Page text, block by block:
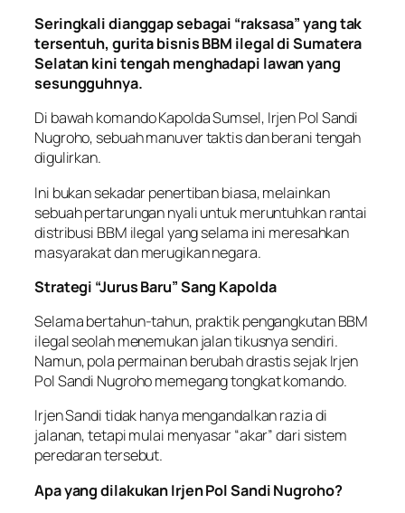
Seringkali dianggap sebagai “raksasa” yang tak
tersentuh, gurita bisnis BBM ilegal di Sumatera
Selatan kini tengah menghadapi lawan yang
sesungguhnya.
Di bawah komando Kapolda Sumsel, Irjen Pol Sandi
Nugroho, sebuah manuver taktis dan berani tengah
digulirkan.
Ini bukan sekadar penertiban biasa, melainkan
sebuah pertarungan nyali untuk meruntuhkan rantai
distribusi BBM ilegal yang selama ini meresahkan
masyarakat dan merugikan negara.
Strategi “Jurus Baru” Sang Kapolda
Selama bertahun-tahun, praktik pengangkutan BBM
ilegal seolah menemukan jalan tikusnya sendiri.
Namun, pola permainan berubah drastis sejak Irjen
Pol Sandi Nugroho memegang tongkat komando.
Irjen Sandi tidak hanya mengandalkan razia di
jalanan, tetapi mulai menyasar “akar” dari sistem
peredaran tersebut.
Apa yang dilakukan Irjen Pol Sandi Nugroho?